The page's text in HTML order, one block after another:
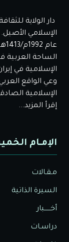
دار الولاية
الإسلامي الأصيل.
الساحة العربية
الإسلامية في
وعي الواقع
الإسلامية
إقرأ المزيد...
الإمـام
مـقـالات
السيرة الذاتية
أخــــــبار
دراسـات